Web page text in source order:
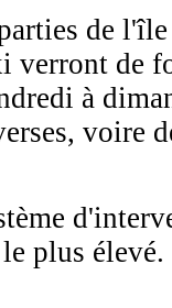
de
verront de
à
voire
plus élevé.